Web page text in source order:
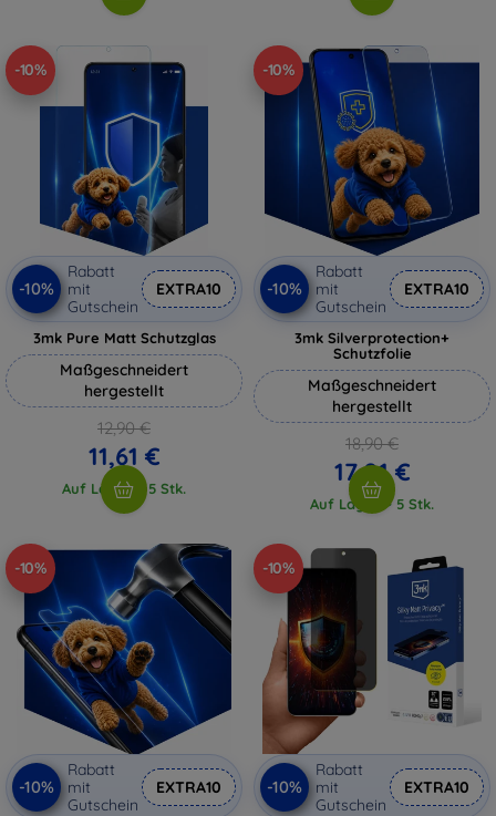
-10%
-10%
Rabatt
mit
Gutschein
EXTRA10
3mk Pure Matt Schutzglas
Maßgeschneidert
hergestellt
12,90 €
11,61 €
Auf Lager > 5 Stk.
-10%
-10%
Rabatt
mit
Gutschein
EXTRA10
3mk Silverprotection+
Schutzfolie
Maßgeschneidert
hergestellt
18,90 €
17,01 €
Auf Lager > 5 Stk.
-10%
-10%
Rabatt
mit
Gutschein
EXTRA10
-10%
-10%
Rabatt
mit
Gutschein
EXTRA10